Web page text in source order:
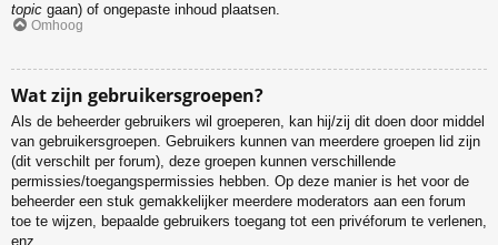
topic gaan) of ongepaste inhoud plaatsen.
Omhoog
Wat zijn gebruikersgroepen?
Als de beheerder gebruikers wil groeperen, kan hij/zij dit doen door middel
van gebruikersgroepen. Gebruikers kunnen van meerdere groepen lid zijn
(dit verschilt per forum), deze groepen kunnen verschillende
permissies/toegangspermissies hebben. Op deze manier is het voor de
beheerder een stuk gemakkelijker meerdere moderators aan een forum
toe te wijzen, bepaalde gebruikers toegang tot een privéforum te verlenen,
enz.